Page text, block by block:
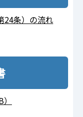
24条）の流れ